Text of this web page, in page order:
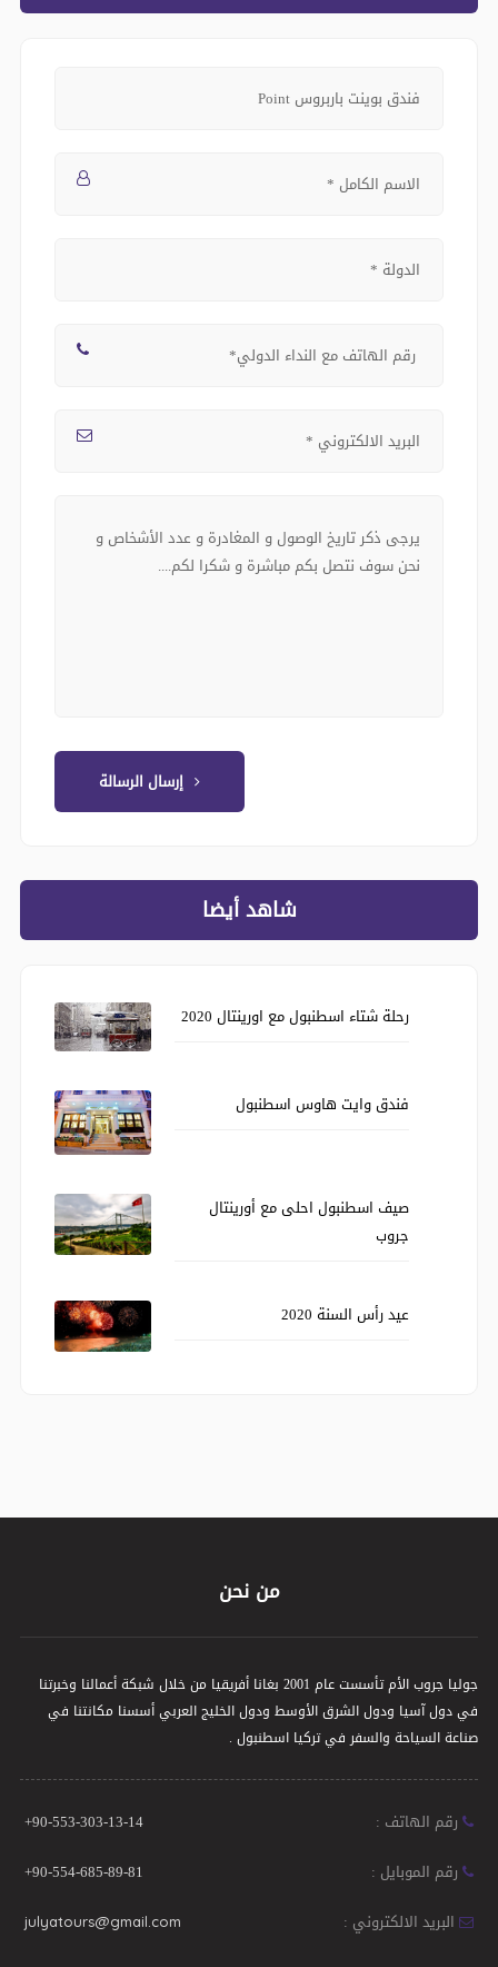
إرسال الرسالة
شاهد أيضا
رحلة شتاء اسطنبول مع اورينتال 2020
فندق وايت هاوس اسطنبول
صيف اسطنبول احلى مع أورينتال
جروب
عيد رأس السنة 2020
من نحن
جوليا جروب الأم تأسست عام 2001 بغانا أفريقيا من خلال شبكة أعمالنا وخبرتنا
في دول آسيا ودول الشرق الأوسط ودول الخليج العربي أسسنا مكانتنا في
صناعة السياحة والسفر في تركيا اسطنبول .
رقم الهاتف :
+90-553-303-13-14
رقم الموبايل :
+90-554-685-89-81
البريد الالكتروني :
julyatours@gmail.com